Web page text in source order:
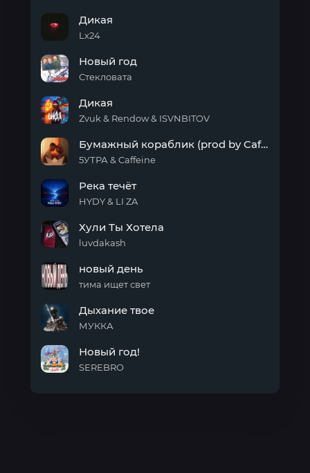
луна
Дикая
Lx24
год
Новый год
Стекловата
Дикая
Zvuk & Rendow & ISVNBITOV
кораблик
(prod
Caffeine)
Бумажный кораблик (prod by Caffeine)
5УТРА & Caffeine
течёт
Река течёт
HYDY & LI ZA
Ты
Хотела
Хули Ты Хотела
luvdakash
день
новый день
тима ищет свет
твое
Дыхание твое
МУККА
Новый год!
SEREBRO